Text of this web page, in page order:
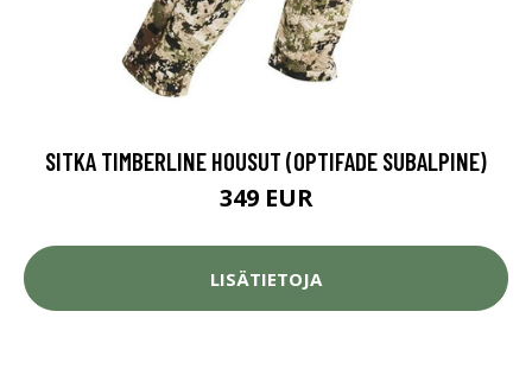
SITKA TIMBERLINE HOUSUT (OPTIFADE SUBALPINE)
349 EUR
LISÄTIETOJA